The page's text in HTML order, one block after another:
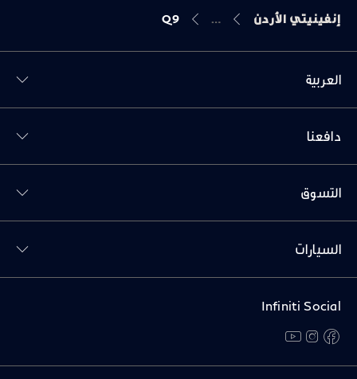
إنفينيتي الأردن Q9
العربية
دافعنا
التسوق
السيارات
Infiniti Social
facebook
instagram